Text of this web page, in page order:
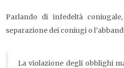
Parlando di infedeltà
separazione dei coniugi o
La violazione degli obblighi